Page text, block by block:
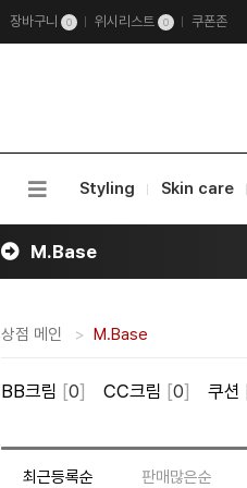
장바구니 0 위시리스트 0 쿠폰존
Styling Skin care
M.Base
상점 메인 M.Base
BB크림 [0] CC크림 [0] 쿠션
최근등록순 판매많은순